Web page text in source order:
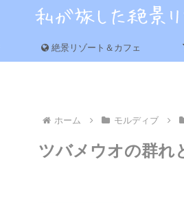
絶景リゾート＆カフェ
ホーム モルディブ
ツバメウオの群れ